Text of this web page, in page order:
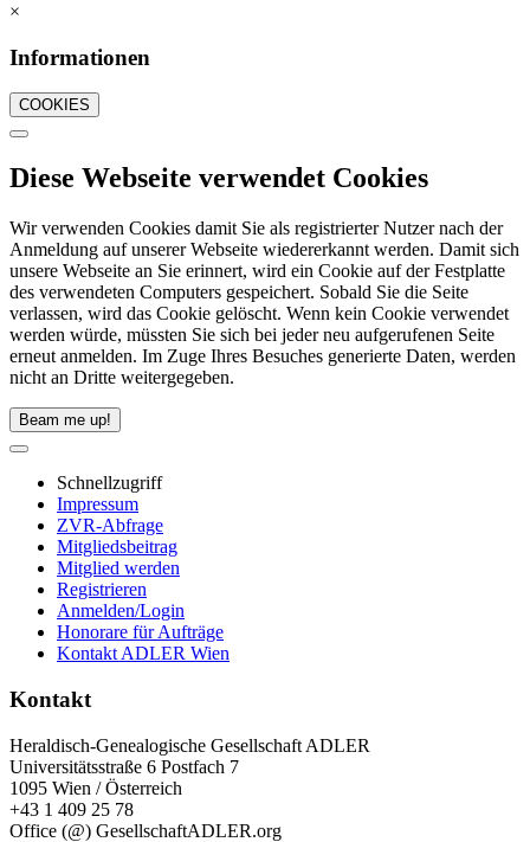
×
Informationen
COOKIES
Diese Webseite verwendet Cookies
Wir verwenden Cookies damit Sie als registrierter Nutzer nach der
Anmeldung auf unserer Webseite wiedererkannt werden. Damit sich
unsere Webseite an Sie erinnert, wird ein Cookie auf der Festplatte
des verwendeten Computers gespeichert. Sobald Sie die Seite
verlassen, wird das Cookie gelöscht. Wenn kein Cookie verwendet
werden würde, müssten Sie sich bei jeder neu aufgerufenen Seite
erneut anmelden. Im Zuge Ihres Besuches generierte Daten, werden
nicht an Dritte weitergegeben.
Beam me up!
Schnellzugriff
Impressum
ZVR-Abfrage
Mitgliedsbeitrag
Mitglied werden
Registrieren
Anmelden/Login
Honorare für Aufträge
Kontakt ADLER Wien
Kontakt
Heraldisch-Genealogische Gesellschaft ADLER
Universitätsstraße 6 Postfach 7
1095 Wien / Österreich
+43 1 409 25 78
Office (@) GesellschaftADLER.org